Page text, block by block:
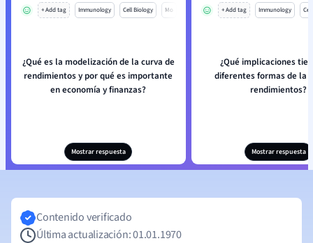
+ Add tag Immunology Cell Biology Mo
¿Qué es la modelización de la curva de
rendimientos y por qué es importante
en economía y finanzas?
Mostrar respuesta
+ Add tag Immunology
¿Qué implicaciones
diferentes formas de la
rendimientos?
Mostrar respuesta
Contenido verificado
Última actualización: 01.01.1970